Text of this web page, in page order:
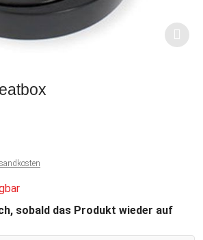
sobald das Produkt wieder auf